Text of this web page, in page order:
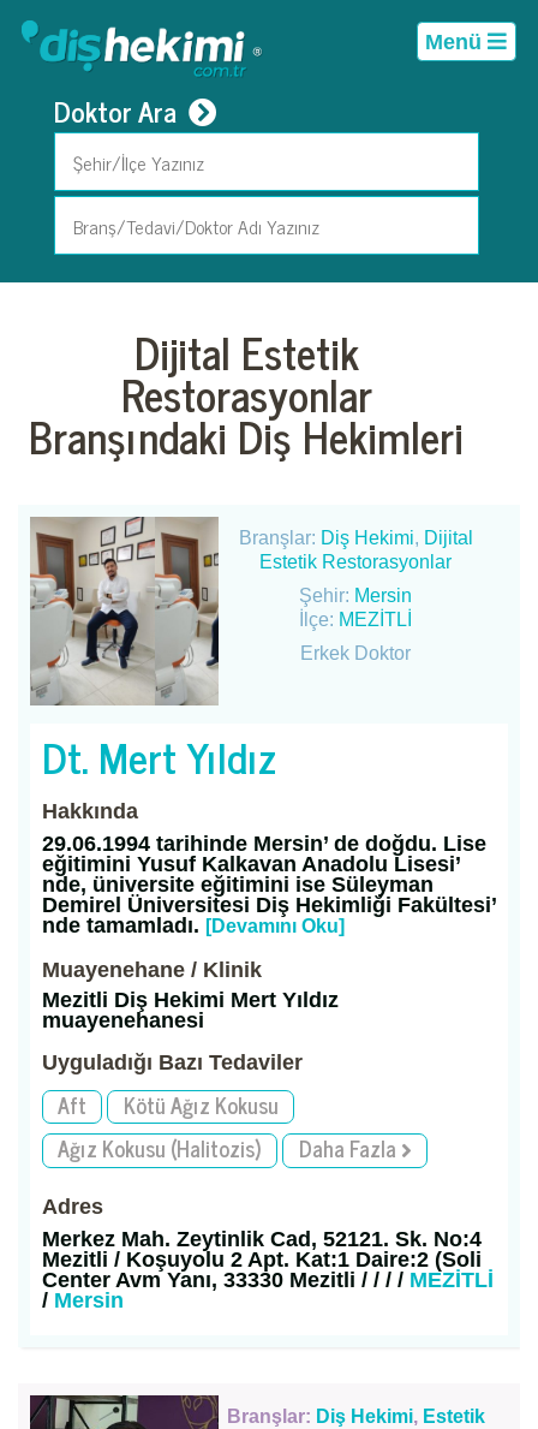
Menü
Doktor Ara
Dijital Estetik
Restorasyonlar
Branşındaki Diş Hekimleri
Branşlar: Diş Hekimi, Dijital
Estetik Restorasyonlar
Şehir: Mersin
İlçe: MEZİTLİ
Erkek Doktor
Dt. Mert Yıldız
Hakkında
29.06.1994 tarihinde Mersin’ de doğdu. Lise
eğitimini Yusuf Kalkavan Anadolu Lisesi’
nde, üniversite eğitimini ise Süleyman
Demirel Üniversitesi Diş Hekimliği Fakültesi’
nde tamamladı. [Devamını Oku]
Muayenehane / Klinik
Mezitli Diş Hekimi Mert Yıldız
muayenehanesi
Uyguladığı Bazı Tedaviler
Aft
Kötü Ağız Kokusu
Ağız Kokusu (Halitozis)
Daha Fazla
Adres
Merkez Mah. Zeytinlik Cad, 52121. Sk. No:4
Mezitli / Koşuyolu 2 Apt. Kat:1 Daire:2 (Soli
Center Avm Yanı, 33330 Mezitli / / / / MEZİTLİ
/ Mersin
Branşlar: Diş Hekimi, Estetik